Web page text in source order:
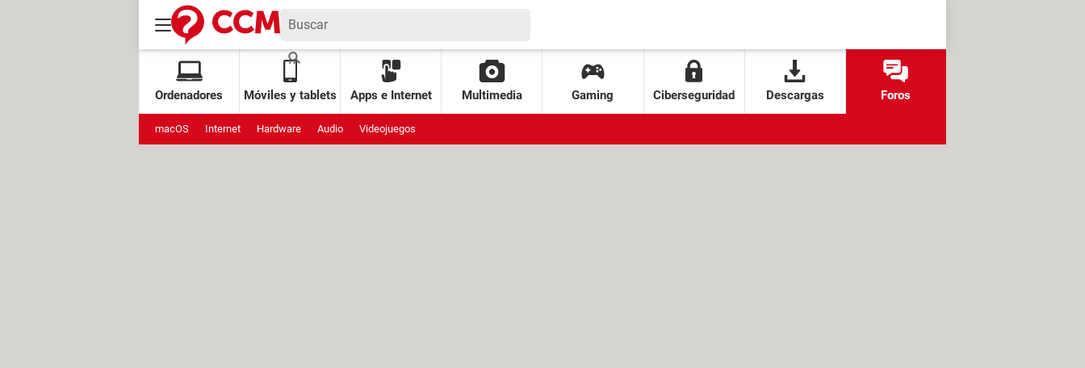
Ordenadores Móviles y tablets Apps e Internet Multimedia Gaming Ciberseguridad Descargas Foros
macOS Internet Hardware Audio Videojuegos